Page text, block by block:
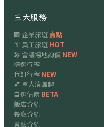
三大服務
🏢 企業旅遊賣點
👔 員工旅遊 HOT
🎤 會議場地詢價 NEW
精選行程
代訂行程 NEW
💕 單人湊團趣
自選估價 BETA
飯店介紹
餐廳介紹
景點介紹